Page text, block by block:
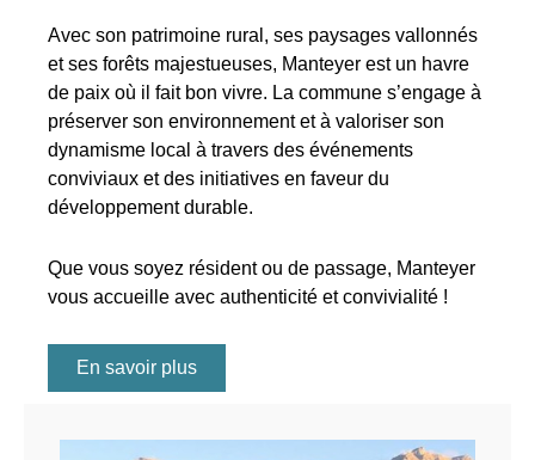
Avec son patrimoine rural, ses paysages vallonnés
et ses forêts majestueuses, Manteyer est un havre
de paix où il fait bon vivre. La commune s’engage à
préserver son environnement et à valoriser son
dynamisme local à travers des événements
conviviaux et des initiatives en faveur du
développement durable.
Que vous soyez résident ou de passage, Manteyer
vous accueille avec authenticité et convivialité !
En savoir plus